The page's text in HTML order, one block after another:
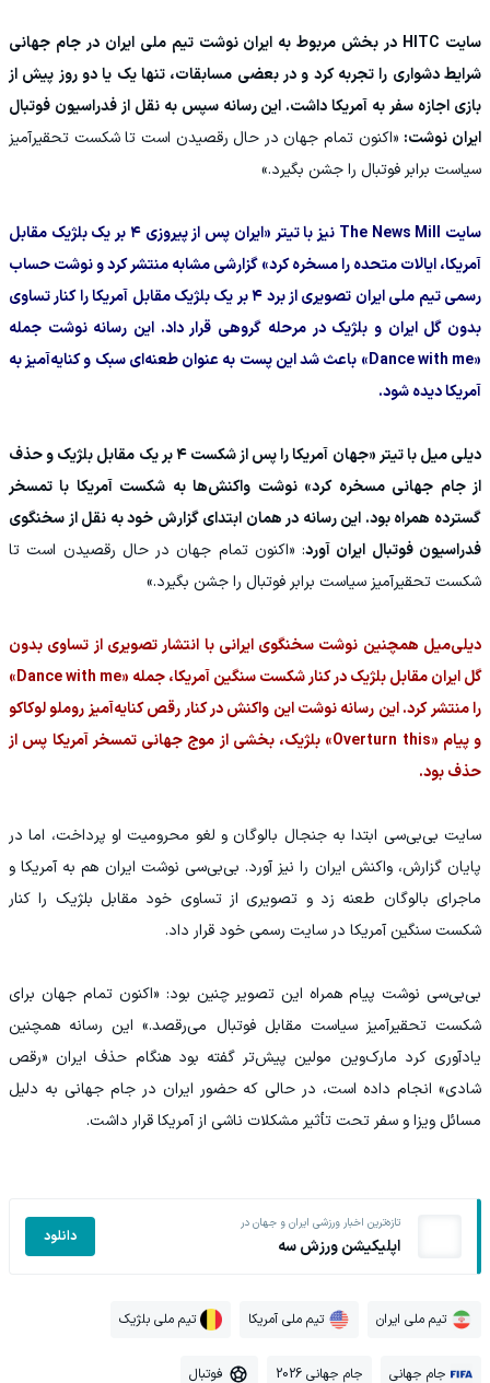
سایت HITC در بخش مربوط به ایران نوشت تیم ملی ایران در جام جهانی
شرایط دشواری را تجربه کرد و در بعضی مسابقات، تنها یک یا دو روز پیش از
بازی اجازه سفر به آمریکا داشت. این رسانه سپس به نقل از فدراسیون فوتبال
ایران نوشت: «اکنون تمام جهان در حال رقصیدن است تا شکست تحقیرآمیز
سیاست برابر فوتبال را جشن بگیرد.»
سایت The News Mill نیز با تیتر «ایران پس از پیروزی ۴ بر یک بلژیک مقابل
آمریکا، ایالات متحده را مسخره کرد» گزارشی مشابه منتشر کرد و نوشت حساب
رسمی تیم ملی ایران تصویری از برد ۴ بر یک بلژیک مقابل آمریکا را کنار تساوی
بدون گل ایران و بلژیک در مرحله گروهی قرار داد. این رسانه نوشت جمله
«Dance with me» باعث شد این پست به عنوان طعنه‌ای سبک و کنایه‌آمیز به
آمریکا دیده شود.
دیلی میل با تیتر «جهان آمریکا را پس از شکست ۴ بر یک مقابل بلژیک و حذف
از جام جهانی مسخره کرد» نوشت واکنش‌ها به شکست آمریکا با تمسخر
گسترده همراه بود. این رسانه در همان ابتدای گزارش خود به نقل از سخنگوی
فدراسیون فوتبال ایران آورد: «اکنون تمام جهان در حال رقصیدن است تا
شکست تحقیرآمیز سیاست برابر فوتبال را جشن بگیرد.»
دیلی‌میل همچنین نوشت سخنگوی ایرانی با انتشار تصویری از تساوی بدون
گل ایران مقابل بلژیک در کنار شکست سنگین آمریکا، جمله «Dance with me»
را منتشر کرد. این رسانه نوشت این واکنش در کنار رقص کنایه‌آمیز روملو لوکاکو
و پیام «Overturn this» بلژیک، بخشی از موج جهانی تمسخر آمریکا پس از
حذف بود.
سایت بی‌بی‌سی ابتدا به جنجال بالوگان و لغو محرومیت او پرداخت، اما در
پایان گزارش، واکنش ایران را نیز آورد. بی‌بی‌سی نوشت ایران هم به آمریکا و
ماجرای بالوگان طعنه زد و تصویری از تساوی خود مقابل بلژیک را کنار
شکست سنگین آمریکا در سایت رسمی خود قرار داد.
بی‌بی‌سی نوشت پیام همراه این تصویر چنین بود: «اکنون تمام جهان برای
شکست تحقیرآمیز سیاست مقابل فوتبال می‌رقصد.» این رسانه همچنین
یادآوری کرد مارک‌وین مولین پیش‌تر گفته بود هنگام حذف ایران «رقص
شادی» انجام داده است، در حالی که حضور ایران در جام جهانی به دلیل
مسائل ویزا و سفر تحت تأثیر مشکلات ناشی از آمریکا قرار داشت.
تازه‌ترین اخبار ورزشی ایران و جهان در
اپلیکیشن ورزش سه دانلود
تیم ملی ایران تیم ملی آمریکا تیم ملی بلژیک
جام جهانی جام جهانی 2026 فوتبال